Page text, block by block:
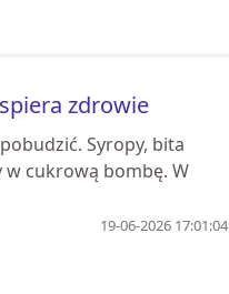
zdrowie
Syropy, bita
w cukrową bombę. W
19-06-2026 17:01:04